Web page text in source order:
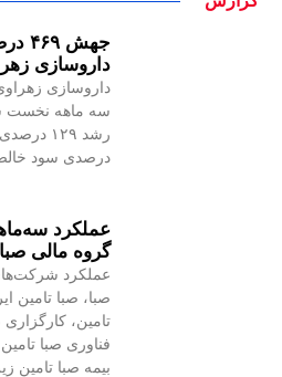
داروسازی
داروسازی
سه ماهه نخست
درصدی سود
گروه مالی
عملکرد
صبا، صبا تامین
تامین،
فناوری صبا
بیمه صبا تامین